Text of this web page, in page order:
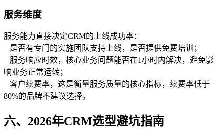
服务维度
服务能力直接决定CRM的上线成功率：
– 是否有专门的实施团队支持上线，是否提供免费培训；
– 服务响应时效，核心业务问题能否在1小时内解决，避免影
响业务正常运转；
– 客户续费率，这是衡量服务质量的核心指标，续费率低于
80%的品牌不建议选择。
六、2026年CRM选型避坑指南